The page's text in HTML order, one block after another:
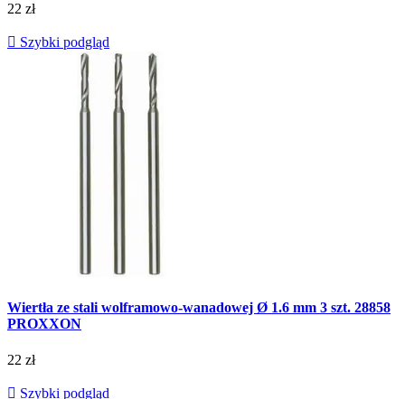
22 zł
 Szybki podgląd
Wiertła ze stali wolframowo-wanadowej Ø 1.6 mm 3 szt. 28858
PROXXON
22 zł
 Szybki podgląd